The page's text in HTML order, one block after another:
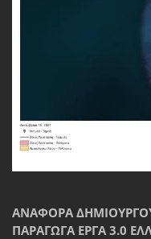
ΑΝΑΦΟΡΆ
ΠΑΡΆΓΩΓΑ ΈΡΓΑ 3.0